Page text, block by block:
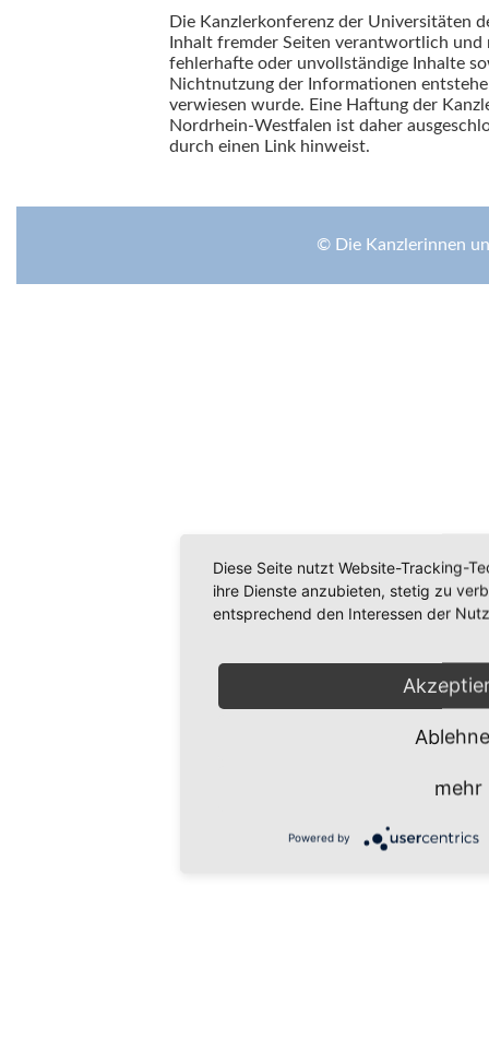
Die Kanzlerkonferenz der Universitäten
Inhalt fremder Seiten verantwortlich und
fehlerhafte oder unvollständige Inhalte
Nichtnutzung der Informationen
verwiesen wurde. Eine Haftung der
Nordrhein-Westfalen ist daher
durch einen Link hinweist.
© Die Kanzlerinnen
Diese Seite nutzt Website-Tracking-
ihre Dienste anzubieten, stetig zu
entsprechend den Interessen der
mehr
Powered by